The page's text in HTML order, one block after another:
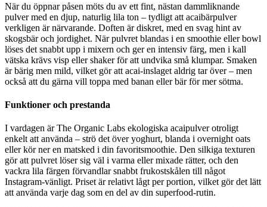
När du öppnar påsen möts du av ett fint, nästan dammliknande
pulver med en djup, naturlig lila ton – tydligt att acaibärpulver
verkligen är närvarande. Doften är diskret, med en svag hint av
skogsbär och jordighet. När pulvret blandas i en smoothie eller bowl
löses det snabbt upp i mixern och ger en intensiv färg, men i kall
vätska krävs visp eller shaker för att undvika små klumpar. Smaken
är bärig men mild, vilket gör att acai-inslaget aldrig tar över – men
också att du gärna vill toppa med banan eller bär för mer sötma.
Funktioner och prestanda
I vardagen är The Organic Labs ekologiska acaipulver otroligt
enkelt att använda – strö det över yoghurt, blanda i overnight oats
eller kör ner en matsked i din favoritsmoothie. Den silkiga texturen
gör att pulvret löser sig väl i varma eller mixade rätter, och den
vackra lila färgen förvandlar snabbt frukostskålen till något
Instagram-vänligt. Priset är relativt lågt per portion, vilket gör det lätt
att använda varje dag som en del av din superfood-rutin.